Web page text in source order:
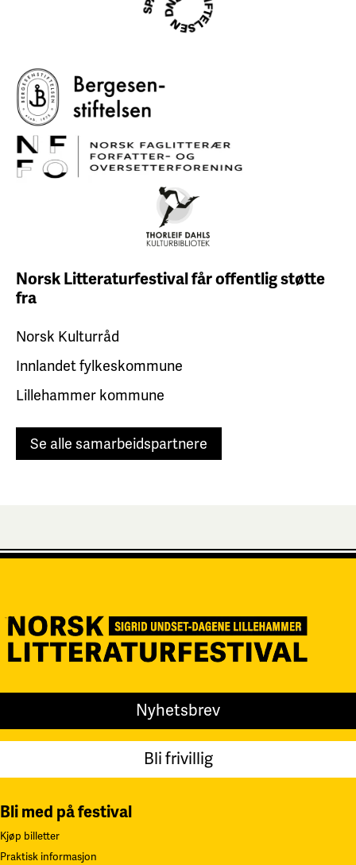
Norsk Litteraturfestival fåroffentlig støtte
fra
Norsk Kulturråd
Innlandet fylkeskommune
Lillehammer kommune
Se alle samarbeidspartnere
Nyhetsbrev
Bli frivillig
Bli med på festival
Kjøp billetter
Praktisk informasjon